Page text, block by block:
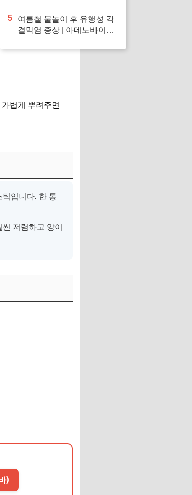
다. 끈적임 없이
볍게 뿌려주면
입니다. 한 통
저렴하고 양이
)
급처치 수칙
5
여름철 물놀이 후 유행성 각
결막염 증상 | 아데노바이러
눈 충혈 응급처치 수칙